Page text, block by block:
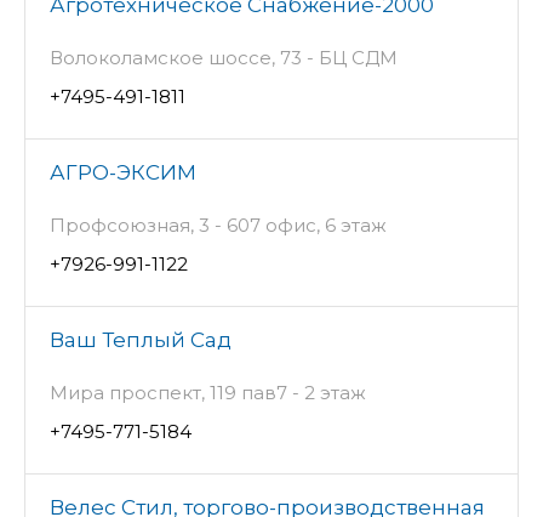
Агротехническое Снабжение-2000
Волоколамское шоссе, 73 - БЦ СДМ
+7495-491-1811
АГРО-ЭКСИМ
Профсоюзная, 3 - 607 офис, 6 этаж
+7926-991-1122
Ваш Теплый Сад
Мира проспект, 119 пав7 - 2 этаж
+7495-771-5184
Велес Стил, торгово-производственная